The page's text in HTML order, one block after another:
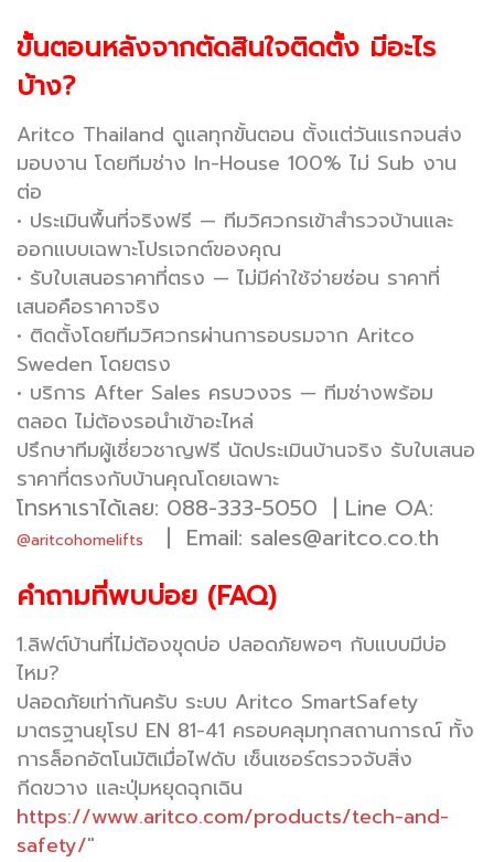
ขั้นตอนหลังจากตัดสินใจติดตั้ง มีอะไร
บ้าง?
Aritco Thailand ดูแลทุกขั้นตอน ตั้งแต่วันแรกจนส่ง
มอบงาน โดยทีมช่าง In-House 100% ไม่ Sub งาน
ต่อ
• ประเมินพื้นที่จริงฟรี — ทีมวิศวกรเข้าสำรวจบ้านและ
ออกแบบเฉพาะโปรเจกต์ของคุณ
• รับใบเสนอราคาที่ตรง — ไม่มีค่าใช้จ่ายซ่อน ราคาที่
เสนอคือราคาจริง
• ติดตั้งโดยทีมวิศวกรผ่านการอบรมจาก Aritco
Sweden โดยตรง
• บริการ After Sales ครบวงจร — ทีมช่างพร้อม
ตลอด ไม่ต้องรอนำเข้าอะไหล่
ปรึกษาทีมผู้เชี่ยวชาญฟรี นัดประเมินบ้านจริง รับใบเสนอ
ราคาที่ตรงกับบ้านคุณโดยเฉพาะ
โทรหาเราได้เลย: 088-333-5050 | Line OA:
@aritcohomelifts | Email: sales@aritco.co.th
คำถามที่พบบ่อย (FAQ)
1.ลิฟต์บ้านที่ไม่ต้องขุดบ่อ ปลอดภัยพอๆ กับแบบมีบ่อ
ไหม?
ปลอดภัยเท่ากันครับ ระบบ Aritco SmartSafety
มาตรฐานยุโรป EN 81-41 ครอบคลุมทุกสถานการณ์ ทั้ง
การล็อกอัตโนมัติเมื่อไฟดับ เซ็นเซอร์ตรวจจับสิ่ง
กีดขวาง และปุ่มหยุดฉุกเฉิน
https://www.aritco.com/products/tech-and-
safety/"